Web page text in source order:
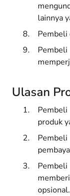
lainnya
Pembeli
Ulasan
produk